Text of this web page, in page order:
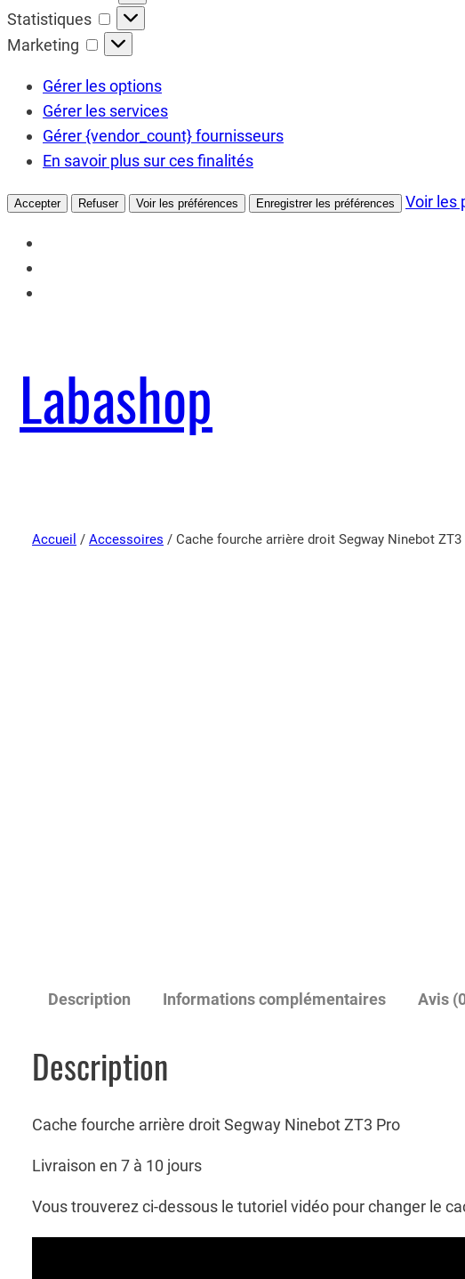
Statistiques
Statistiques
Marketing
Marketing
Gérer les options
Gérer les services
Gérer {vendor_count} fournisseurs
En savoir plus sur ces finalités
Accepter Refuser Voir les préférences Enregistrer les préférences Voir les
Labashop
Accueil / Accessoires / Cache fourche arrière droit Segway Ninebot ZT3
Description Informations complémentaires Avis
Description
Cache fourche arrière droit Segway Ninebot ZT3 Pro
Livraison en 7 à 10 jours
Vous trouverez ci-dessous le tutoriel vidéo pour changer le